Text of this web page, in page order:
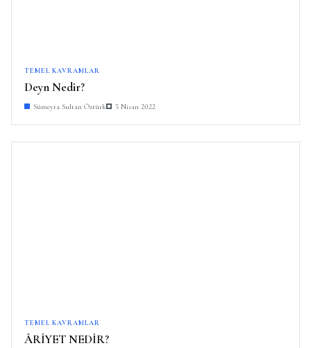
TEMEL KAVRAMLAR
Deyn Nedir?
Sümeyra Sultan Öztürk 5 Nisan 2022
TEMEL KAVRAMLAR
ÂRİYET NEDİR?